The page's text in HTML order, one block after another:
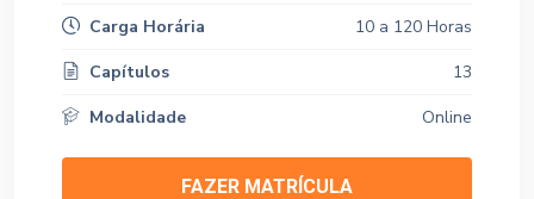
Carga Horária
10 a 120 Horas
Capítulos
13
Modalidade
Online
FAZER MATRÍCULA